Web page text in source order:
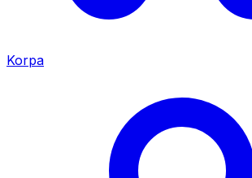
Korpa